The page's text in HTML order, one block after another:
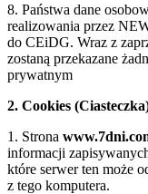
8. Państwa dane
realizowania przez
do CEiDG. Wraz z
zostaną przekazane
prywatnym
2. Cookies
1. Strona
informacji
które serwer ten może
z tego komputera.